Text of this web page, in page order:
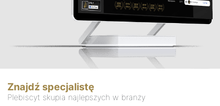
Znajdź specjalistę
Plebiscyt skupia najlepszych w branży